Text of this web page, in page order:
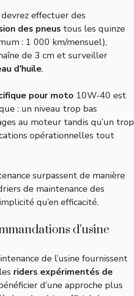
effectuer des
des pneus tous les quinze
: 1 000 km/mensuel),
de 3 cm et surveiller
d’huile.
pour moto 10W-40 est
: un niveau trop bas
au moteur tandis qu’un trop
opérationnelles tout
surpassent de manière
de maintenance des
qu’en efficacité.
d’usine
de l’usine fournissent
riders expérimentés de
d’une approche plus